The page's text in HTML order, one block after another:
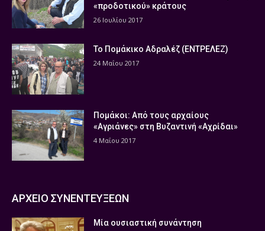
«προδοτικού» κράτους
26 Ιουλίου 2017
Το Πομάκικο Αδραλέζ (ΕΝΤΡΕΛΕΖ)
24 Μαΐου 2017
Πομάκοι: Από τους αρχαίους
«Αγριάνες» στη Βυζαντινή «Αχρίδαι»
4 Μαΐου 2017
ΑΡΧΕΙΟ ΣΥΝΕΝΤΕΥΞΕΩΝ
Μία ουσιαστική συνάντηση